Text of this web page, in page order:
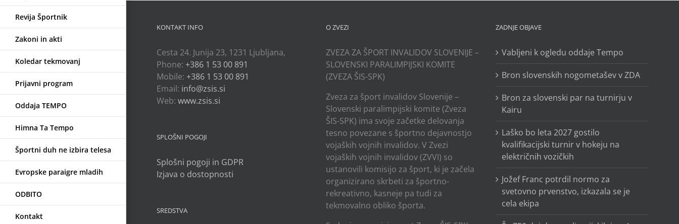
Revija Športnik
Zakoni in akti
Koledar tekmovanj
Prijavni program
Oddaja TEMPO
Himna Ta Tempo
Športni duh ne izbira telesa
Evropske paraigre mladih
ODBITO
Kontakt
KONTAKT INFO
Cesta 24. Junija 23, 1231 Ljubljana,
Phone: +386 1 53 00 891
Mobile: +386 1 53 00 891
Email: info@zsis.si
Web: www.zsis.si
SPLOŠNI POGOJI
Splošni pogoji in GDPR
Izjava o dostopnosti
SREDSTVA
O ZVEZI
ZVEZA ZA ŠPORT INVALIDOV SLOVENIJE –
SLOVENSKI PARALIMPIJSKI KOMITE
(ZVEZA ŠIS-SPK)
Zveza za šport invalidov Slovenije –
Slovenski paralimpijski komite (Zveza
ŠIS-SPK) ima svoje začetke delovanja
tesno povezane s športno dejavnostjo
vojaških vojnih invalidov. V Zvezi
vojaških vojnih invalidov (ZVVI) so
ustanovili komisijo za šport, ki je začela
organizirano skrbeti za športno-
rekreativno, kasneje pa tudi za
tekmovalno obliko športa.
ZADNJE OBJAVE
Vabljeni k ogledu oddaje Tempo
Bron slovenskih nogometašev v ZDA
Bron za slovenski par na turnirju v
Kairu
Laško bo leta 2027 gostilo
kvalifikacijski turnir v hokeju na
električnih vozičkih
Jožef Franc potrdil normo za
svetovno prvenstvo, izkazala se je
cela ekipa